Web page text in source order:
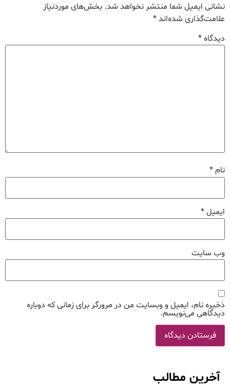
نشانی ایمیل شما منتشر نخواهد شد. بخش‌های موردنیاز
علامت‌گذاری شده‌اند*
دیدگاه*
نام*
ایمیل*
وب‌ سایت
ذخیره نام، ایمیل و وبسایت من در مرورگر برای زمانی که دوباره
دیدگاهی می‌نویسم.
آخرین مطالب